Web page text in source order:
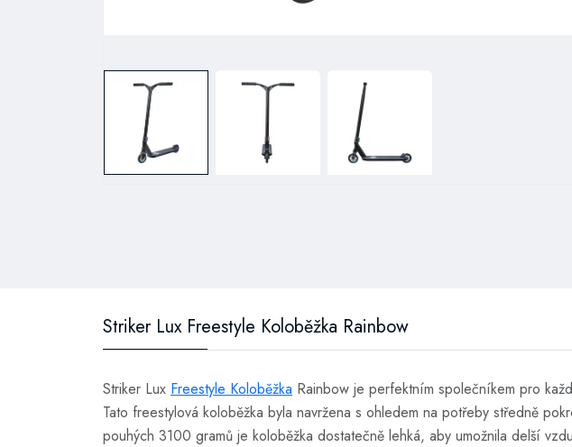
Striker Lux Freestyle Koloběžka Rainbow
Striker Lux Freestyle Koloběžka Rainbow je perfektním společníkem pro
Tato freestylová koloběžka byla navržena s ohledem na potřeby středně
pouhých 3100 gramů je koloběžka dostatečně lehká, aby umožnila delší